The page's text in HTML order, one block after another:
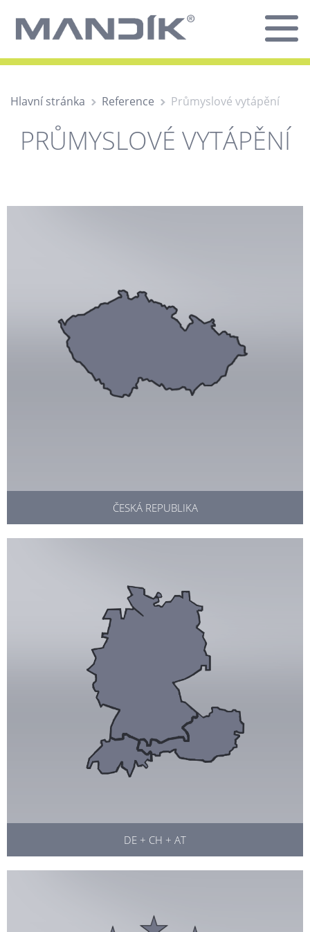
Hlavní stránka Reference Průmyslové vytápění
PRŮMYSLOVÉ VYTÁPĚNÍ
ČESKÁ REPUBLIKA
DE + CH + AT